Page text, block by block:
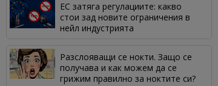
ЕС затяга регулациите: какво
стои зад новите ограничения в
нейл индустрията
Разслояващи се нокти. Защо се
получава и как можем да се
грижим правилно за ноктите си?